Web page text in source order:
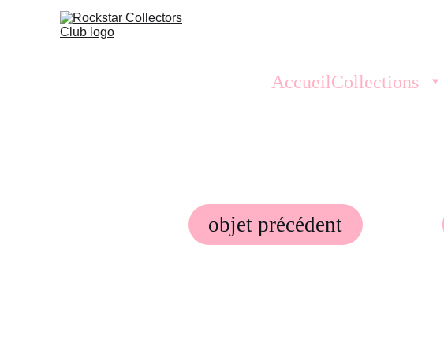
AccueilCollections
objet précédent